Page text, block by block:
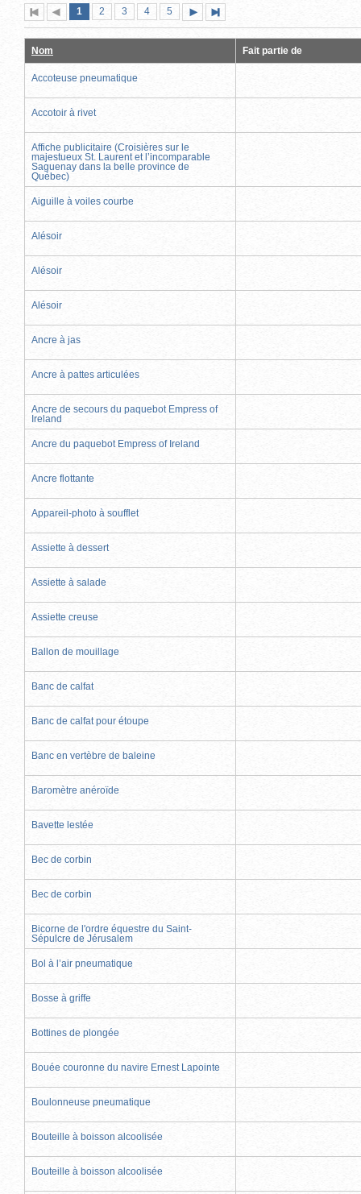
Première
page
Page
précédente
Page
1 (page
actuelle)
Page
2 Page
3 Page
4 Page
5
suivante
page
Nom Fait partie de
Accoteuse pneumatique
Accotoir à rivet
Affiche publicitaire (Croisières sur le
majestueux St. Laurent et l’incomparable
Saguenay dans la belle province de
Québec)
Aiguille à voiles courbe
Alésoir
Alésoir
Alésoir
Ancre à jas
Ancre à pattes articulées
Ancre de secours du paquebot Empress of
Ireland
Ancre du paquebot Empress of Ireland
Ancre flottante
Appareil-photo à soufflet
Assiette à dessert
Assiette à salade
Assiette creuse
Ballon de mouillage
Banc de calfat
Banc de calfat pour étoupe
Banc en vertèbre de baleine
Baromètre anéroïde
Bavette lestée
Bec de corbin
Bec de corbin
Bicorne de l'ordre équestre du Saint-
Sépulcre de Jérusalem
Bol à l’air pneumatique
Bosse à griffe
Bottines de plongée
Bouée couronne du navire Ernest Lapointe
Boulonneuse pneumatique
Bouteille à boisson alcoolisée
Bouteille à boisson alcoolisée